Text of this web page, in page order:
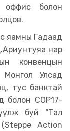
оффис болон
яамны Гадаад
нар
конвенцын
Улсад
тус банктай
болон COP17-
буй “Тал
(Steppe Action